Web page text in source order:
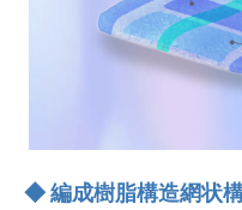
◆ 編成樹脂構造網状